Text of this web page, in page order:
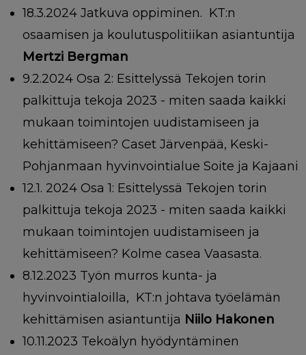
18.3.2024 Jatkuva oppiminen. KT:n
osaamisen ja koulutuspolitiikan asiantuntija
Mertzi Bergman
9.2.2024 Osa 2: Esittelyssä Tekojen torin
palkittuja tekoja 2023 - miten saada kaikki
mukaan toimintojen uudistamiseen ja
kehittämiseen? Caset Järvenpää, Keski-
Pohjanmaan hyvinvointialue Soite ja Kajaani
12.1. 2024 Osa 1: Esittelyssä Tekojen torin
palkittuja tekoja 2023 - miten saada kaikki
mukaan toimintojen uudistamiseen ja
kehittämiseen? Kolme casea Vaasasta.
8.12.2023 Työn murros kunta- ja
hyvinvointialoilla, KT:n johtava työelämän
kehittämisen asiantuntija Niilo Hakonen
10.11.2023 Tekoälyn hyödyntäminen